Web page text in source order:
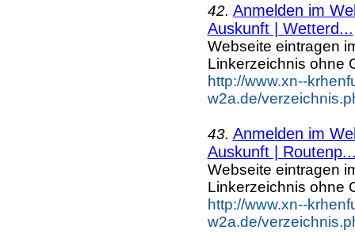
42. Anmelden im
Auskunft | Wetterd...
Webseite eintragen
Linkerzeichnis ohne
http://www.xn--
w2a.de/
43. Anmelden im
Auskunft |
Webseite eintragen
Linkerzeichnis ohne
http://www.xn--
w2a.de/